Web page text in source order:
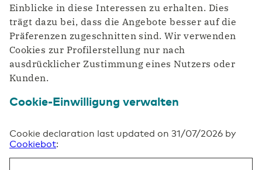
Einblicke in diese Interessen zu erhalten. Dies
trägt dazu bei, dass die Angebote besser auf die
Präferenzen zugeschnitten sind. Wir verwenden
Cookies zur Profilerstellung nur nach
ausdrücklicher Zustimmung eines Nutzers oder
Kunden.
Cookie-Einwilligung verwalten
Cookie declaration last updated on 31/07/2026 by
Cookiebot: